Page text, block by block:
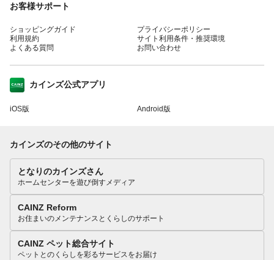
お客様サポート
ショッピングガイド
利用規約
よくある質問
プライバシーポリシー
サイト利用条件・推奨環境
お問い合わせ
カインズ公式アプリ
iOS版 Android版
カインズのその他のサイト
となりのカインズさん
ホームセンターを遊び倒すメディア
CAINZ Reform
お住まいのメンテナンスとくらしのサポート
CAINZ ペット総合サイト
ペットとのくらしを彩るサービスをお届け